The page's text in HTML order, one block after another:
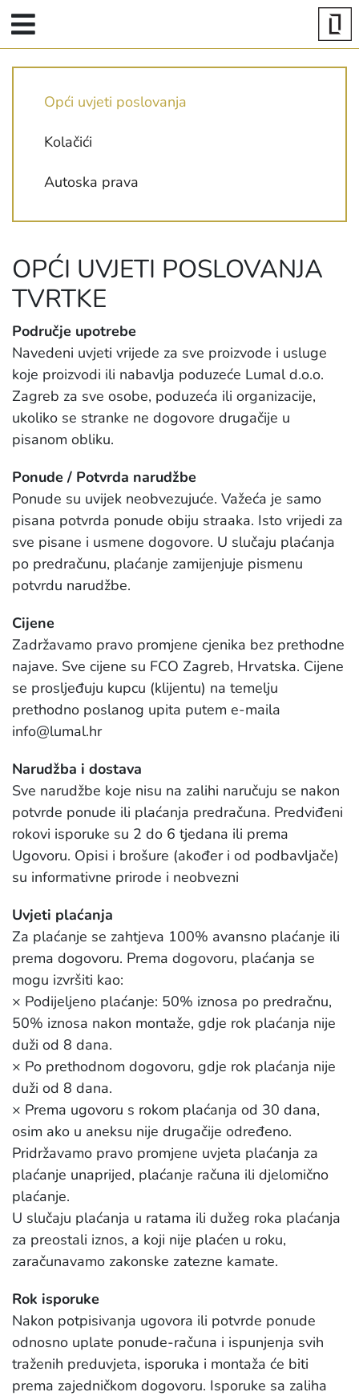
Opći uvjeti poslovanja
Kolačići
Autoska prava
OPĆI UVJETI POSLOVANJA
TVRTKE
Područje upotrebe
Navedeni uvjeti vrijede za sve proizvode i usluge
koje proizvodi ili nabavlja poduzeće Lumal d.o.o.
Zagreb za sve osobe, poduzeća ili organizacije,
ukoliko se stranke ne dogovore drugačije u
pisanom obliku.
Ponude / Potvrda narudžbe
Ponude su uvijek neobvezujuće. Važeća je samo
pisana potvrda ponude obiju straaka. Isto vrijedi za
sve pisane i usmene dogovore. U slučaju plaćanja
po predračunu, plaćanje zamijenjuje pismenu
potvrdu narudžbe.
Cijene
Zadržavamo pravo promjene cjenika bez prethodne
najave. Sve cijene su FCO Zagreb, Hrvatska. Cijene
se prosljeđuju kupcu (klijentu) na temelju
prethodno poslanog upita putem e-maila
info@lumal.hr
Narudžba i dostava
Sve narudžbe koje nisu na zalihi naručuju se nakon
potvrde ponude ili plaćanja predračuna. Predviđeni
rokovi isporuke su 2 do 6 tjedana ili prema
Ugovoru. Opisi i brošure (akođer i od podbavljače)
su informativne prirode i neobvezni
Uvjeti plaćanja
Za plaćanje se zahtjeva 100% avansno plaćanje ili
prema dogovoru. Prema dogovoru, plaćanja se
mogu izvršiti kao:
× Podijeljeno plaćanje: 50% iznosa po predračnu,
50% iznosa nakon montaže, gdje rok plaćanja nije
duži od 8 dana.
× Po prethodnom dogovoru, gdje rok plaćanja nije
duži od 8 dana.
× Prema ugovoru s rokom plaćanja od 30 dana,
osim ako u aneksu nije drugačije određeno.
Pridržavamo pravo promjene uvjeta plaćanja za
plaćanje unaprijed, plaćanje računa ili djelomično
plaćanje.
U slučaju plaćanja u ratama ili dužeg roka plaćanja
za preostali iznos, a koji nije plaćen u roku,
zaračunavamo zakonske zatezne kamate.
Rok isporuke
Nakon potpisivanja ugovora ili potvrde ponude
odnosno uplate ponude-računa i ispunjenja svih
traženih preduvjeta, isporuka i montaža će biti
prema zajedničkom dogovoru. Isporuke sa zaliha